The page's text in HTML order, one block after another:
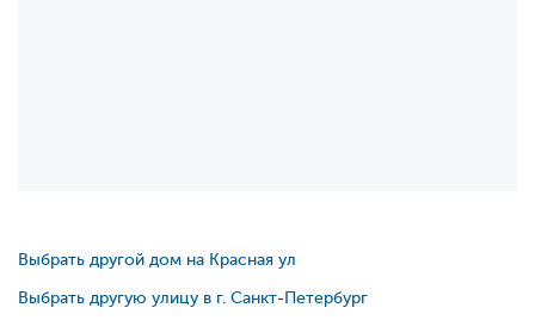
Выбрать другой дом на Красная ул
Выбрать другую улицу в г. Санкт-Петербург